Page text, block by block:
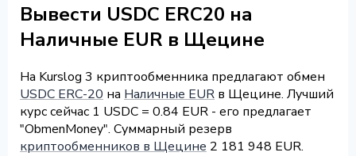
Вывести USDC ERC20 на
Наличные EUR в Щецине
На Kurslog 3 криптообменника предлагают обмен
USDC ERC-20 на Наличные EUR в Щецине. Лучший
курс сейчас 1 USDC = 0.84 EUR - его предлагает
"ObmenMoney". Суммарный резерв
криптообменников в Щецине 2 181 948 EUR.